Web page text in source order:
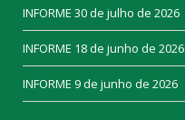
INFORME 30 de julho de 2026
INFORME 18 de junho de 2026
INFORME 9 de junho de 2026